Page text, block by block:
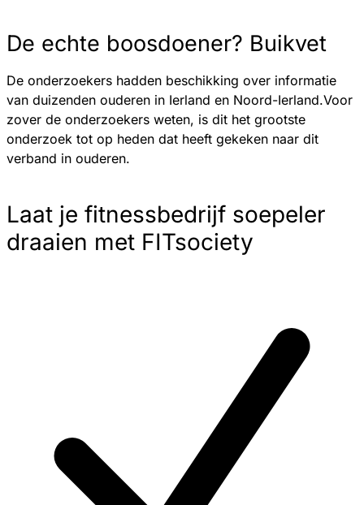
De echte boosdoener? Buikvet
De onderzoekers hadden beschikking over informatie
van duizenden ouderen in Ierland en Noord-Ierland.Voor
zover de onderzoekers weten, is dit het grootste
onderzoek tot op heden dat heeft gekeken naar dit
verband in ouderen.
Laat je fitnessbedrijf soepeler
draaien met FITsociety